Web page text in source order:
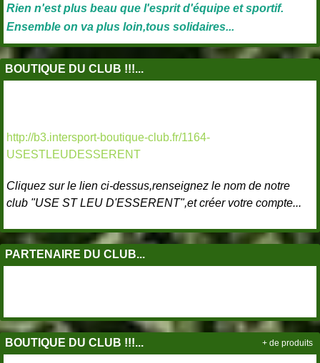
Rien n'est plus beau que l'esprit d'équipe et sportif.
Ensemble on va plus loin,tous solidaires...
BOUTIQUE DU CLUB !!!...
http://b3.intersport-boutique-club.fr/1164-
USESTLEUDESSERENT
Cliquez sur le lien ci-dessus,renseignez le nom de notre
club "USE ST LEU D'ESSERENT",et créer votre compte...
PARTENAIRE DU CLUB...
BOUTIQUE DU CLUB !!!... + de produits